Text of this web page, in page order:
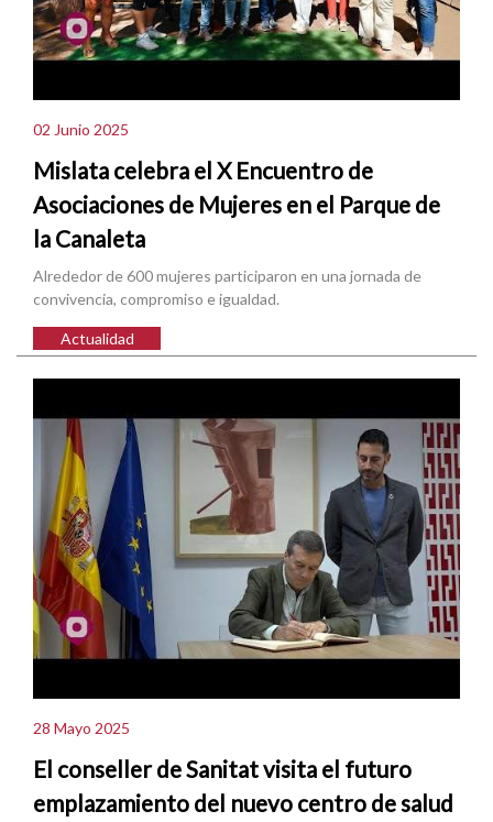
02 Junio 2025
Mislata celebra el X Encuentro de
Asociaciones de Mujeres en el Parque de
la Canaleta
Alrededor de 600 mujeres participaron en una jornada de
convivencia, compromiso e igualdad.
Actualidad
28 Mayo 2025
El conseller de Sanitat visita el futuro
emplazamiento del nuevo centro de salud